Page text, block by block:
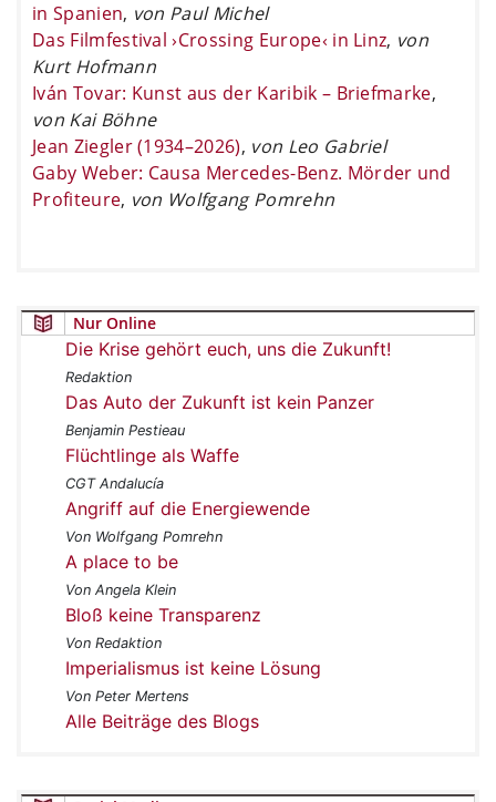
in Spanien, von Paul Michel
Das Filmfestival ›Crossing Europe‹ in Linz, von
Kurt Hofmann
Iván Tovar: Kunst aus der Karibik – Briefmarke,
von Kai Böhne
Jean Ziegler (1934–2026), von Leo Gabriel
Gaby Weber: Causa Mercedes-Benz. Mörder und
Profiteure, von Wolfgang Pomrehn
Nur Online
Die Krise gehört euch, uns die Zukunft!
Redaktion
Das Auto der Zukunft ist kein Panzer
Benjamin Pestieau
Flüchtlinge als Waffe
CGT Andalucía
Angriff auf die Energiewende
Von Wolfgang Pomrehn
A place to be
Von Angela Klein
Bloß keine Transparenz
Von Redaktion
Imperialismus ist keine Lösung
Von Peter Mertens
Alle Beiträge des Blogs